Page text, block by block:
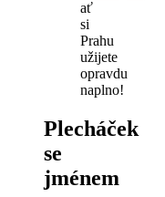
ať
si
Prahu
užijete
opravdu
naplno!
Plecháček
se
jménem